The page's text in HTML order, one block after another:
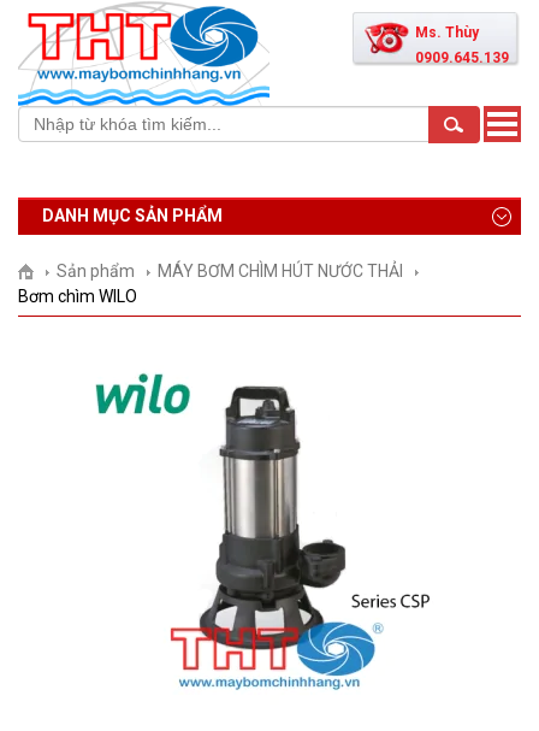
Ms. Thùy
0909.645.139
Toggle
DANH MỤC SẢN PHẨM
Sản phẩm
MÁY BƠM CHÌM HÚT NƯỚC THẢI
Bơm chìm WILO